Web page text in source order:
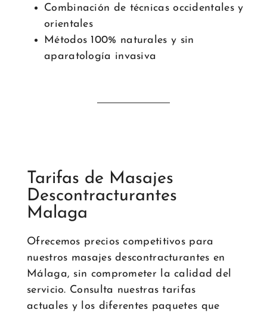
Combinación de técnicas occidentales y
orientales
Métodos 100% naturales y sin
aparatología invasiva
Tarifas de Masajes
Descontracturantes
Malaga
Ofrecemos precios competitivos para
nuestros masajes descontracturantes en
Málaga, sin comprometer la calidad del
servicio. Consulta nuestras tarifas
actuales y los diferentes paquetes que